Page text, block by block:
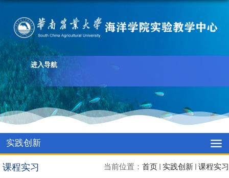
进入导航
实践创新
当前位置： 首页 实践创新 课程实习
课程实习